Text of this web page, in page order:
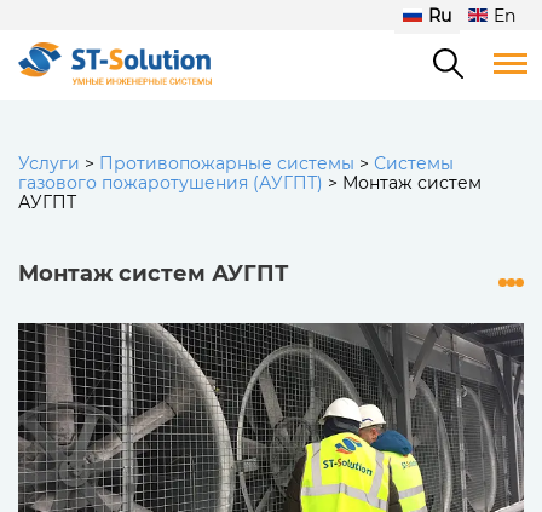
Ru En
Услуги > Противопожарные системы > Системы
газового пожаротушения (АУГПТ) > Монтаж систем
АУГПТ
Монтаж систем АУГПТ